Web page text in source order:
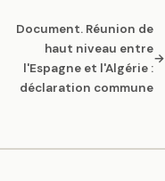
Document. Réunion de
haut niveau entre
l'Espagne et l'Algérie :
déclaration commune
→